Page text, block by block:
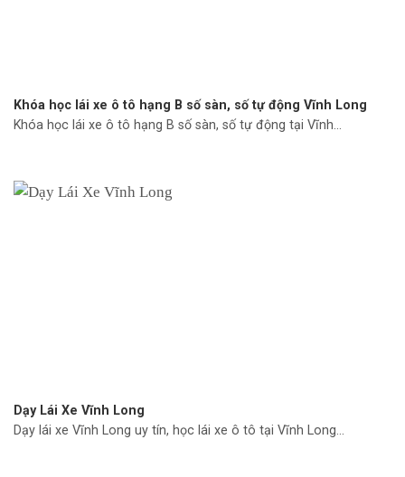
Khóa học lái xe ô tô hạng B số sàn, số tự động Vĩnh Long
Khóa học lái xe ô tô hạng B số sàn, số tự động tại Vĩnh...
Dạy Lái Xe Vĩnh Long
Dạy lái xe Vĩnh Long uy tín, học lái xe ô tô tại Vĩnh Long...